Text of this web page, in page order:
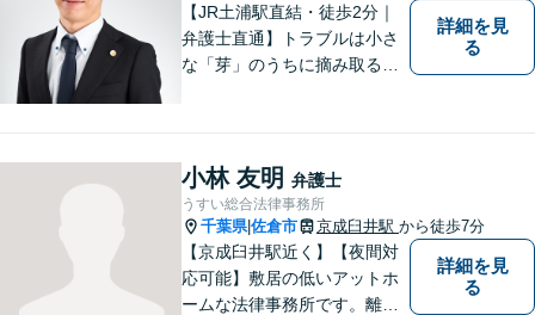
い。
【JR土浦駅直結・徒歩2分｜
弁護士直通】トラブルは小さ
な「芽」のうちに摘み取るこ
詳細を見
る
小林 友明 弁護士
うすい総合法律事務所
千葉県|佐倉市 京成臼井駅 から徒歩7分
【京成臼井駅近く】【夜間対
応可能】敷居の低いアットホ
ームな法律事務所です。離婚
詳細を見
る